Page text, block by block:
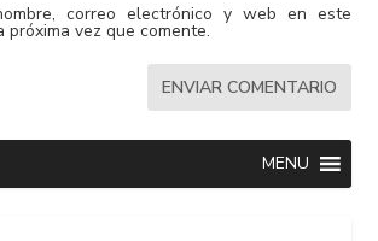
correo electrónico y web en este
próxima vez que comente.
MENU